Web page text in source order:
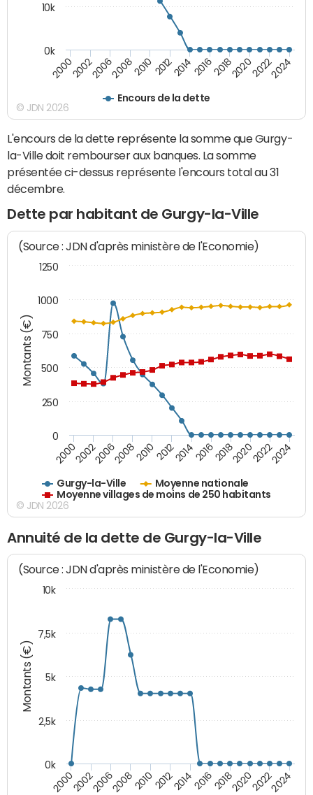
Encours de la dette
20002002200620082010 2012201420162018202020222024
0k
10k
© JDN 2026
L'encours de la dette représente la somme que Gurgy-
la-Ville doit rembourser aux banques. La somme
présentée ci-dessus représente l'encours total au 31
décembre.
Dette par habitant de Gurgy-la-Ville
Montants (€)
(Source : JDN d'après ministère de l'Economie)
Gurgy-la-Ville
Moyenne nationale
Moyenne villages de moins de 250 habitants
200020022006200820102012201420162018202020222024
0
250
500
750
1000
1250
© JDN 2026
Annuité de la dette de Gurgy-la-Ville
Montants (€)
(Source : JDN d'après ministère de l'Economie)
200020022006200820102012201420162018202020222024
0k
2,5k
5k
7,5k
10k